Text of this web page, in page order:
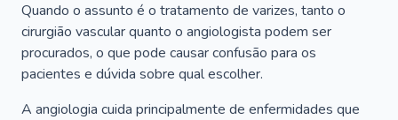
Quando o assunto é o tratamento de varizes, tanto o
cirurgião vascular quanto o angiologista podem ser
procurados, o que pode causar confusão para os
pacientes e dúvida sobre qual escolher.
A angiologia cuida principalmente de enfermidades que